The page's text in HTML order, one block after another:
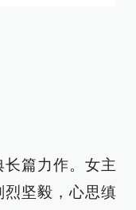
篇力作。女主
烈坚毅，心思缜